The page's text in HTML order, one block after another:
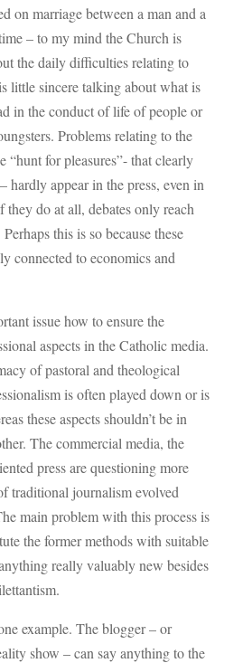
on marriage between a man and a
– to my mind the Church is
the daily difficulties relating to
little sincere talking about what is
in the conduct of life of people or
Problems relating to the
“hunt for pleasures”- that clearly
hardly appear in the press, even in
they do at all, debates only reach
this is so because these
connected to economics and
issue how to ensure the
aspects in the Catholic media.
of pastoral and theological
is often played down or is
these aspects shouldn’t be in
The commercial media, the
press are questioning more
traditional journalism evolved
main problem with this process is
the former methods with suitable
really valuably new besides
example. The blogger – or
show – can say anything to the